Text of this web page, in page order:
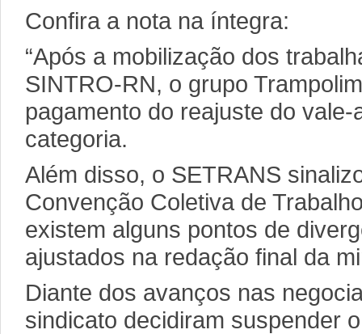
Confira a nota na íntegra:
“Após a mobilização dos
SINTRO-RN, o grupo
pagamento do reajuste do vale-
categoria.
Além disso, o SETRANS
Convenção Coletiva de
existem alguns pontos de
ajustados na redação final da
Diante dos avanços nas
sindicato decidiram suspender